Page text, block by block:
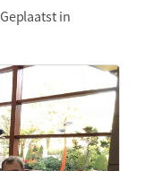
Geplaatst in